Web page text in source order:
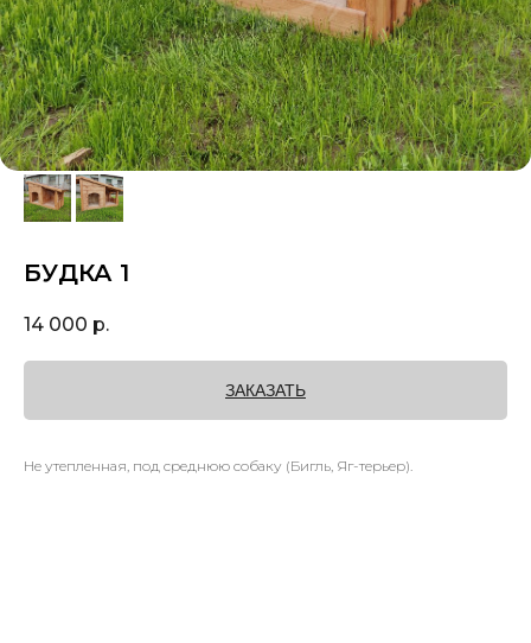
БУДКА 1
14 000 р.
ЗАКАЗАТЬ
Не утепленная, под среднюю собаку (Бигль, Яг-терьер).